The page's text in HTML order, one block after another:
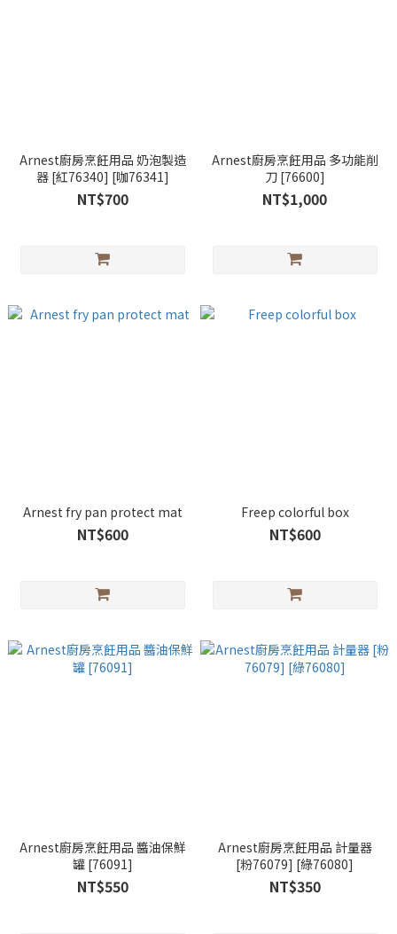
Arnest廚房烹飪用品 奶泡製造
器 [紅76340] [咖76341]
NT$700
Arnest廚房烹飪用品 多功能削
刀 [76600]
NT$1,000
Arnest fry pan protect mat
NT$600
Freep colorful box
NT$600
Arnest廚房烹飪用品 醬油保鮮
罐 [76091]
NT$550
Arnest廚房烹飪用品 計量器
[粉76079] [綠76080]
NT$350